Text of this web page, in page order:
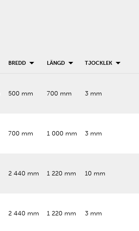
BREDD LÄNGD TJOCKLEK
500 mm 700 mm 3 mm
700 mm 1 000 mm 3 mm
2 440 mm 1 220 mm 10 mm
2 440 mm 1 220 mm 3 mm